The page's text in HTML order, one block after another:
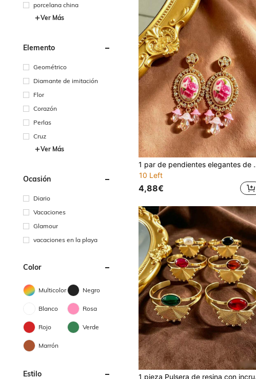
porcelana china
Ver Más
Elemento
Geométrico
Diamante de imitación
Flor
Corazón
Perlas
Cruz
Ver Más
Ocasión
Diario
Vacaciones
Glamour
vacaciones en la playa
Color
Multicolor Negro
Blanco Rosa
Rojo Verde
Marrón
Estilo
1 par de pendientes elegantes
10 Left
4,88€
1 pieza Pulsera de